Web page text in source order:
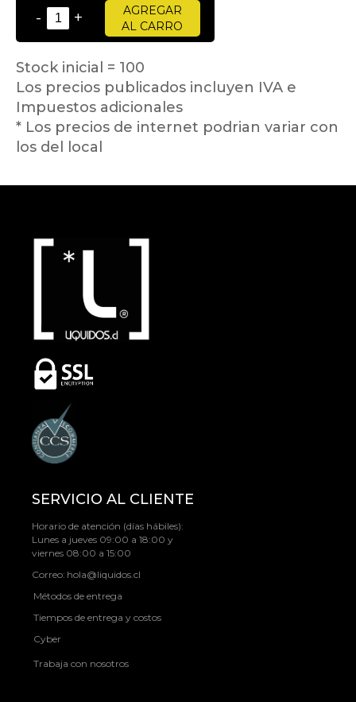
- +
AGREGAR
AL CARRO
Stock inicial = 100
Los precios publicados incluyen IVA e
Impuestos adicionales
* Los precios de internet podrian variar con
los del local
SERVICIO AL CLIENTE
Horario de atención (días hábiles):
Lunes a jueves 09:00 a 18:00 y
viernes 08:00 a 15:00
Correo: hola@liquidos.cl
Métodos de entrega
Tiempos de entrega y costos
Cyber
Trabaja con nosotros